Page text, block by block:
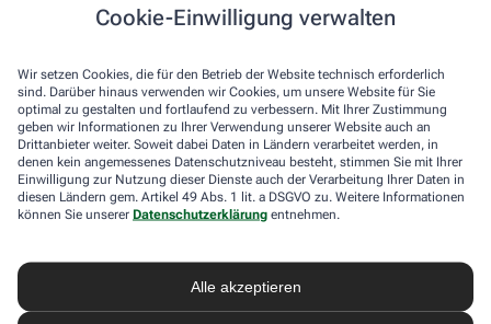
Cookie-Einwilligung verwalten
Wir setzen Cookies, die für den Betrieb der Website technisch erforderlich
sind. Darüber hinaus verwenden wir Cookies, um unsere Website für Sie
optimal zu gestalten und fortlaufend zu verbessern. Mit Ihrer Zustimmung
geben wir Informationen zu Ihrer Verwendung unserer Website auch an
Drittanbieter weiter. Soweit dabei Daten in Ländern verarbeitet werden, in
denen kein angemessenes Datenschutzniveau besteht, stimmen Sie mit Ihrer
Einwilligung zur Nutzung dieser Dienste auch der Verarbeitung Ihrer Daten in
diesen Ländern gem. Artikel 49 Abs. 1 lit. a DSGVO zu. Weitere Informationen
können Sie unserer Datenschutzerklärung entnehmen.
Alle akzeptieren